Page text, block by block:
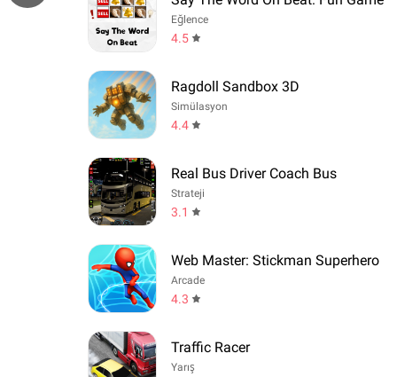
Eğlence
4.5
Ragdoll Sandbox 3D
Simülasyon
4.4
Real Bus Driver Coach Bus
Strateji
3.1
Web Master: Stickman Superhero
Arcade
4.3
Traffic Racer
Yarış